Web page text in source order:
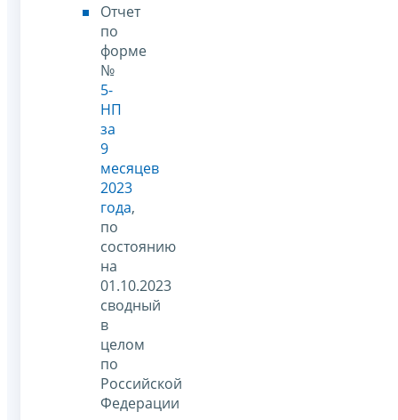
Отчет
по
форме
№
5-
НП
за
9
месяцев
2023
года,
по
состоянию
на
01.10.2023
сводный
в
целом
по
Российской
Федерации